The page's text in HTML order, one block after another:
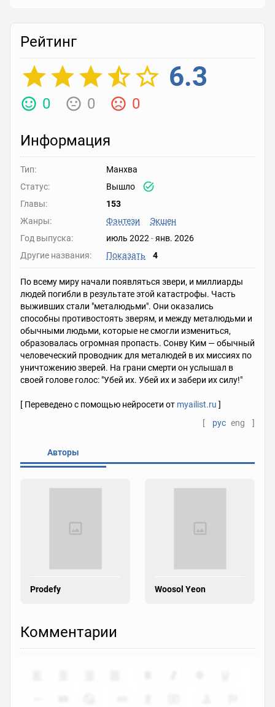
Рейтинг
6.3
0 0 0
Информация
Тип:
Манхва
Статус:
Вышло
Главы:
153
Жанры:
Фэнтези
Экшен
Год выпуска:
июль 2022 -янв. 2026
Другие названия:
Показать 4
По всему миру начали появляться звери, и миллиарды
людей погибли в результате этой катастрофы. Часть
выживших стали "металюдьми". Они оказались
способны противостоять зверям, и между металюдьми и
обычными людьми, которые не смогли измениться,
образовалась огромная пропасть. Сонву Ким — обычный
человеческий проводник для металюдей в их миссиях по
уничтожению зверей. На грани смерти он услышал в
своей голове голос: "Убей их. Убей их и забери их силу!"
[ Переведено с помощью нейросети от myailist.ru ]
[
рус eng ]
Авторы
Prodefy Woosol Yeon
Комментарии